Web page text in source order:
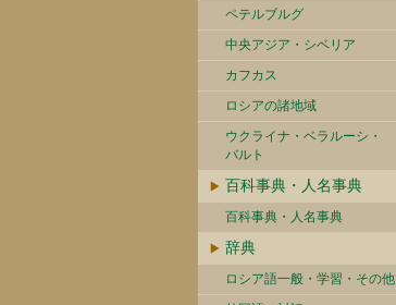
ペテルブルグ
中央アジア・シベリア
カフカス
ロシアの諸地域
ウクライナ・ベラルーシ・
バルト
百科事典・人名事典
百科事典・人名事典
辞典
ロシア語一般・学習・その他